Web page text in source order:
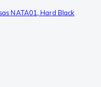
NATA01, Hard Black